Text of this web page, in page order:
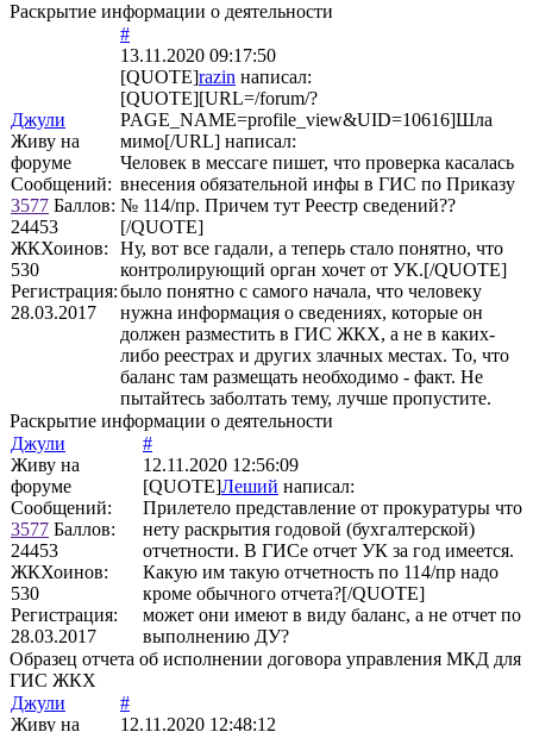
Раскрытие информации о деятельности
Джули
Живу на
форуме
Сообщений:
3577 Баллов:
24453
ЖКХоинов:
530
Регистрация:
28.03.2017
#
13.11.2020 09:17:50
[QUOTE]razin написал:
[QUOTE][URL=/forum/?
PAGE_NAME=profile_view&UID=10616]Шла
мимо[/URL] написал:
Человек в мессаге пишет, что проверка касалась
внесения обязательной инфы в ГИС по Приказу
№ 114/пр. Причем тут Реестр сведений??
[/QUOTE]
Ну, вот все гадали, а теперь стало понятно, что
контролирующий орган хочет от УК.[/QUOTE]
было понятно с самого начала, что человеку
нужна информация о сведениях, которые он
должен разместить в ГИС ЖКХ, а не в каких-
либо реестрах и других злачных местах. То, что
баланс там размещать необходимо - факт. Не
пытайтесь заболтать тему, лучше пропустите.
Раскрытие информации о деятельности
Джули
Живу на
форуме
Сообщений:
3577 Баллов:
24453
ЖКХоинов:
530
Регистрация:
28.03.2017
#
12.11.2020 12:56:09
[QUOTE]Леший написал:
Прилетело представление от прокуратуры что
нету раскрытия годовой (бухгалтерской)
отчетности. В ГИСе отчет УК за год имеется.
Какую им такую отчетность по 114/пр надо
кроме обычного отчета?[/QUOTE]
может они имеют в виду баланс, а не отчет по
выполнению ДУ?
Образец отчета об исполнении договора управления МКД для
ГИС ЖКХ
Джули
Живу на
#
12.11.2020 12:48:12